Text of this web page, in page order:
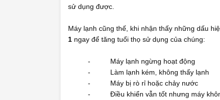
sử dụng được.
Máy lạnh cũng thế, khi nhận thấy những dấu
1 ngay để tăng tuổi thọ sử dụng của chúng:
- Máy lạnh ngừng hoạt động
- Làm lạnh kém, không thấy lạnh
- Máy bị rò rỉ hoặc chảy nước
- Điều khiển vẫn tốt nhưng máy